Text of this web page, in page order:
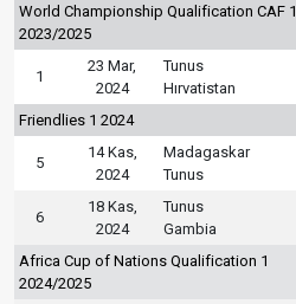
World Championship Qualification CAF 1
2023/2025
1
23 Mar,
2024
Tunus
Hırvatistan
Friendlies 1 2024
5
14 Kas,
2024
Madagaskar
Tunus
6
18 Kas,
2024
Tunus
Gambia
Africa Cup of Nations Qualification 1
2024/2025